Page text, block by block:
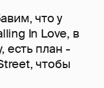
что у
In Love, в
есть план -
чтобы